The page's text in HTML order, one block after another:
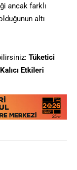
ancak farklı
altı
Tüketici
Etkileri